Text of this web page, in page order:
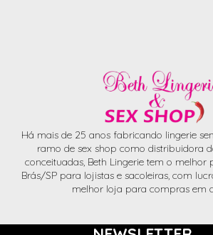
Há mais de 25 anos fabricando lingerie
ramo de sex shop como distribuidora
conceituadas, Beth Lingerie tem o melhor
Brás/SP para lojistas e sacoleiras, com
melhor loja para compras em